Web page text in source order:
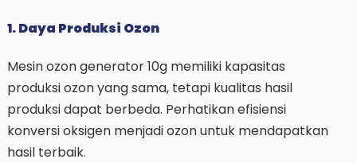
1. Daya Produksi Ozon
Mesin ozon generator 10g memiliki kapasitas
produksi ozon yang sama, tetapi kualitas hasil
produksi dapat berbeda. Perhatikan efisiensi
konversi oksigen menjadi ozon untuk mendapatkan
hasil terbaik.